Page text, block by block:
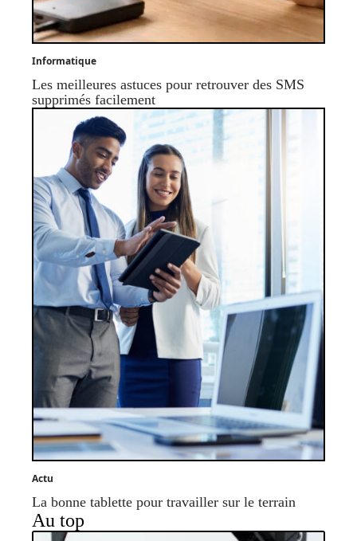
Informatique
Les meilleures astuces pour retrouver des SMS
supprimés facilement
Actu
La bonne tablette pour travailler sur le terrain
Au top